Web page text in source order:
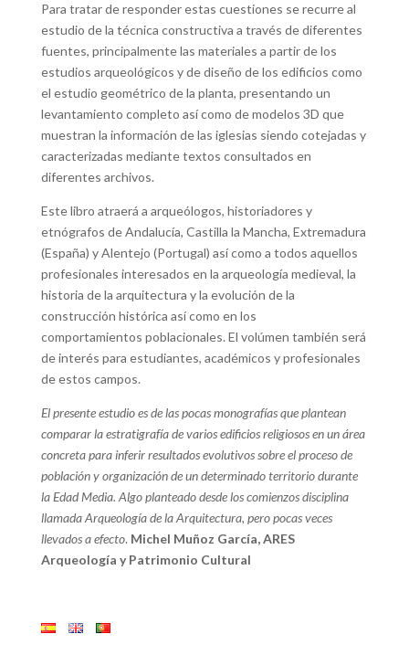
Para tratar de responder estas cuestiones se recurre al
estudio de la técnica constructiva a través de diferentes
fuentes, principalmente las materiales a partir de los
estudios arqueológicos y de diseño de los edificios como
el estudio geométrico de la planta, presentando un
levantamiento completo así como de modelos 3D que
muestran la información de las iglesias siendo cotejadas y
caracterizadas mediante textos consultados en
diferentes archivos.
Este libro atraerá a arqueólogos, historiadores y
etnógrafos de Andalucía, Castilla la Mancha, Extremadura
(España) y Alentejo (Portugal) así como a todos aquellos
profesionales interesados en la arqueología medieval, la
historia de la arquitectura y la evolución de la
construcción histórica así como en los
comportamientos poblacionales. El volúmen también será
de interés para estudiantes, académicos y profesionales
de estos campos.
El presente estudio es de las pocas monografías que plantean
comparar la estratigrafía de varios edificios religiosos en un área
concreta para inferir resultados evolutivos sobre el proceso de
población y organización de un determinado territorio durante
la Edad Media. Algo planteado desde los comienzos disciplina
llamada Arqueología de la Arquitectura, pero pocas veces
llevados a efecto. Michel Muñoz García, ARES
Arqueología y Patrimonio Cultural